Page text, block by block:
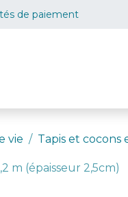
de paiement
vie Tapis et cocons
m (épaisseur 2,5cm)